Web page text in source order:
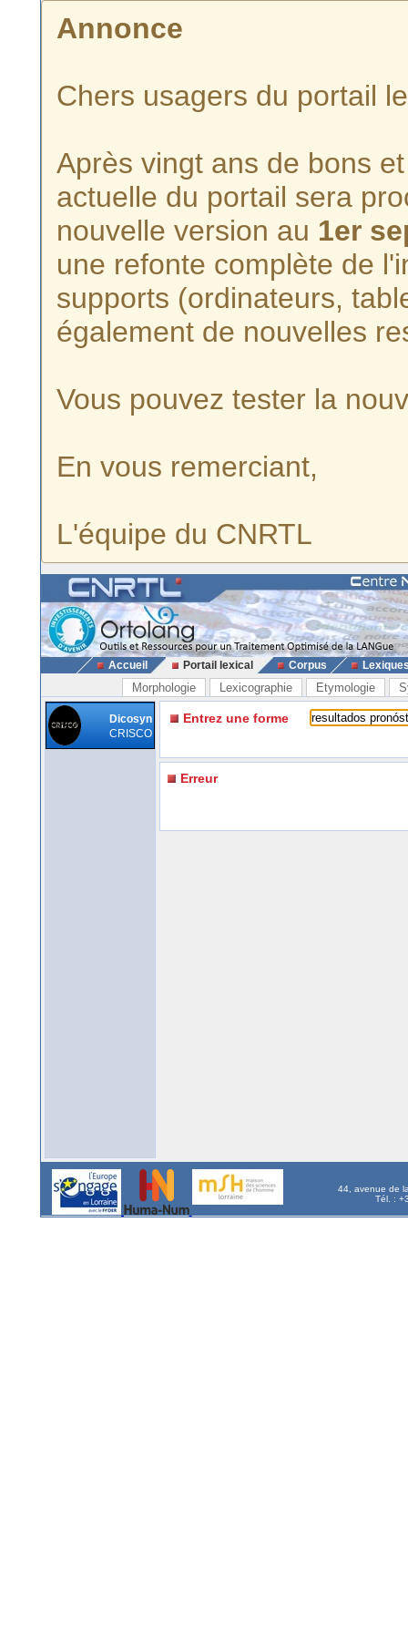
Annonce
Chers usagers du portail
Après vingt ans de bons
actuelle du portail sera
nouvelle version au 1er
une refonte complète de
supports (ordinateurs,
également de nouvelles
Vous pouvez tester la
En vous remerciant,
L'équipe du CNRTL
Accueil Portail lexical Corpus
Morphologie Lexicographie Etymologie
Dicosyn
CRISCO
Entrez une forme
Erreur
44, avenue de
Tél. :